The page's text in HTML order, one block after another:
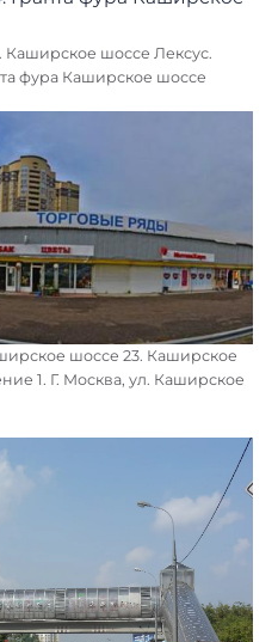
шоссе Лексус.
фура Каширское шоссе
шоссе 23. Каширское
1. Г. Москва, ул. Каширское